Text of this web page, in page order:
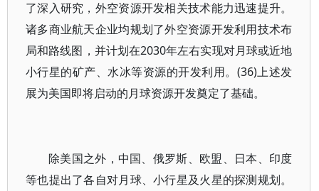
了深入研究，外空资源开发相关技术能力迅速提升。
诸多商业航天企业均规划了外空资源开发利用技术布
局和路线图，并计划在2030年左右实现对月球或近地
小行星的矿产、水冰等资源的开发利用。(36)上述发
展为美国即将启动的月球资源开发奠定了基础。
除美国之外，中国、俄罗斯、欧盟、日本、印度
等也提出了各自对月球、小行星及火星的探测规划。